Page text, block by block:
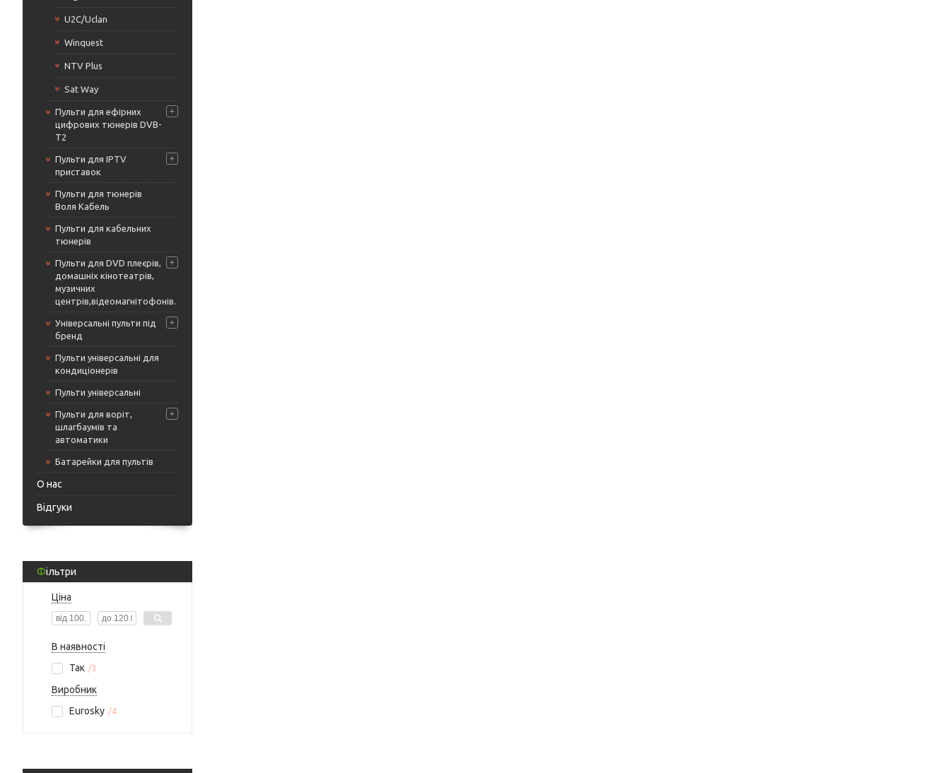
U2C/Uclan
Winquest
NTV Plus
Sat Way
Пульти для ефірних
цифрових тюнерів DVB-
T2
Пульти для IPTV
приставок
Пульти для тюнерів
Воля Кабель
Пульти для кабельних
тюнерів
Пульти для DVD плеєрів,
домашніх кінотеатрів,
музичних
центрів,відеомагнітофонів.
Універсальні пульти під
бренд
Пульти універсальні для
кондиціонерів
Пульти універсальні
Пульти для воріт,
шлагбаумів та
автоматики
Батарейки для пультів
О нас
Відгуки
Фільтри
Ціна
В наявності
Так
3
Виробник
Eurosky
4